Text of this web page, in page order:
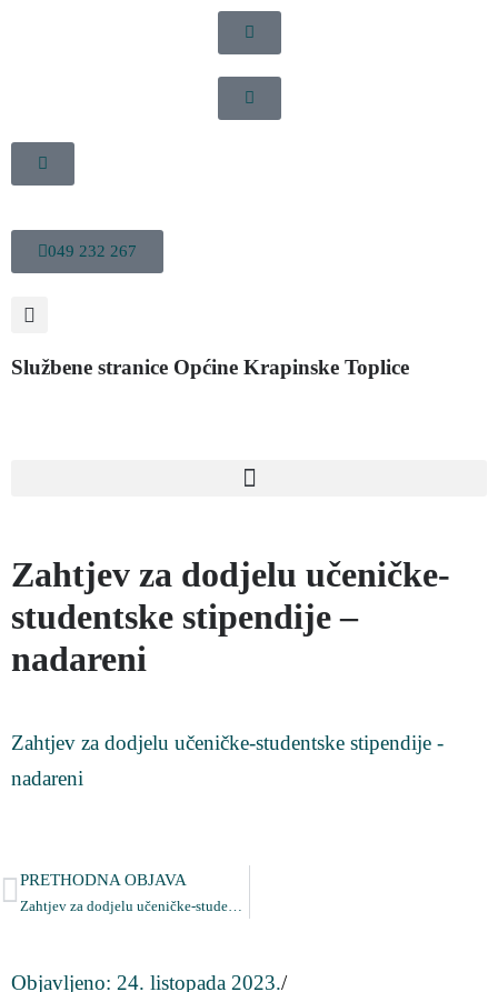
049 232 267
Službene stranice Općine Krapinske Toplice
Zahtjev za dodjelu učeničke-
studentske stipendije –
nadareni
Zahtjev za dodjelu učeničke-studentske stipendije -
nadareni
PRETHODNA OBJAVA
Zahtjev za dodjelu učeničke-studentske stipendije – nadareni
Objavljeno: 24. listopada 2023./